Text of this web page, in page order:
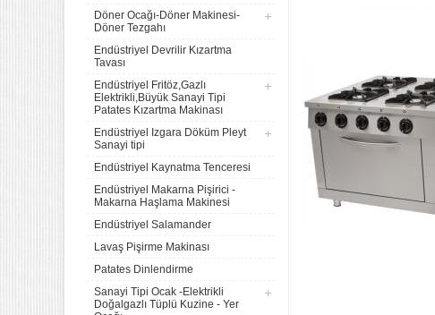
Döner Ocağı-Döner Makinesi-
Döner Tezgahı
Endüstriyel Devrilir Kızartma
Tavası
Endüstriyel Fritöz,Gazlı
Elektrikli,Büyük Sanayi Tipi
Patates Kızartma Makinası
Endüstriyel Izgara Döküm Pleyt
Sanayi tipi
Endüstriyel Kaynatma Tenceresi
Endüstriyel Makarna Pişirici -
Makarna Haşlama Makinesi
Endüstriyel Salamander
Lavaş Pişirme Makinası
Patates Dinlendirme
Sanayi Tipi Ocak -Elektrikli
Doğalgazlı Tüplü Kuzine - Yer